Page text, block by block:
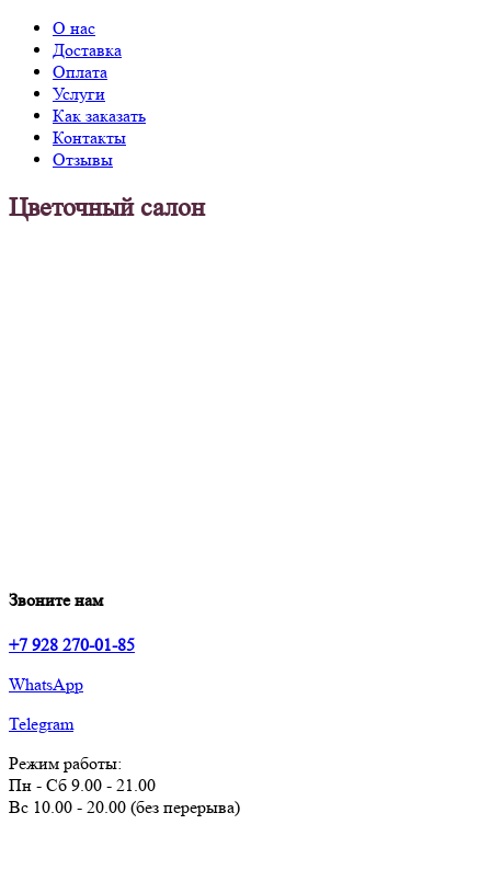
О нас
Доставка
Оплата
Услуги
Как заказать
Контакты
Отзывы
Цветочный салон
Звоните нам
+7 928 270-01-85
WhatsApp
Telegram
Режим работы:
Пн - Сб 9.00 - 21.00
Вс 10.00 - 20.00 (без перерыва)